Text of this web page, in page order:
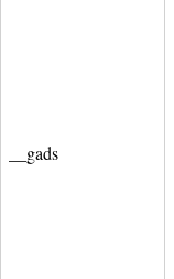
__gads